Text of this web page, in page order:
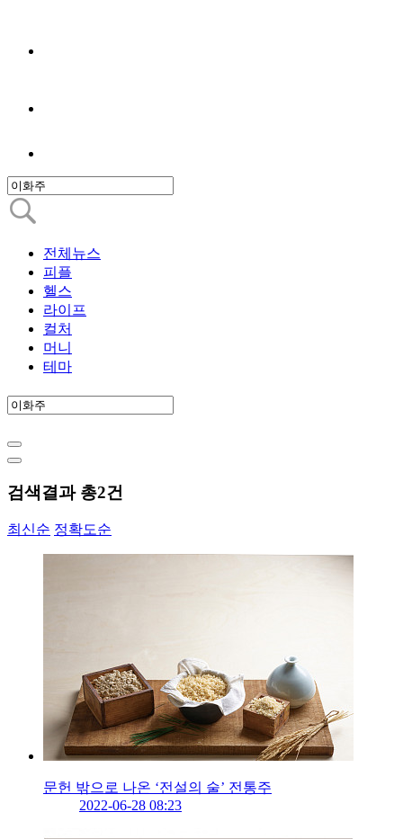
전체뉴스
피플
헬스
라이프
컬처
머니
테마
검색결과 총2건
최신순 정확도순
문헌 밖으로 나온 ‘전설의 술’ 전통주
2022-06-28 08:23